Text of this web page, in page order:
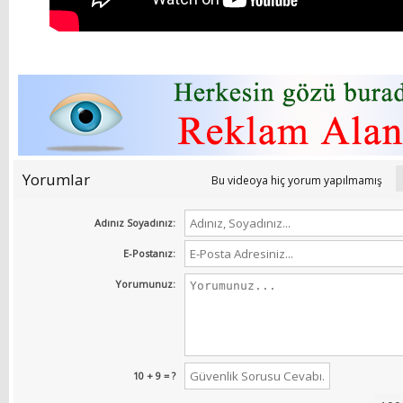
Yorumlar Bu videoya hiç yorum yapılmamış
Adınız Soyadınız:
E-Postanız:
Yorumunuz:
10 + 9 = ?